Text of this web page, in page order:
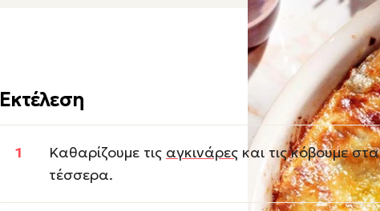
Εκτέλεση
Καθαρίζουμε τις αγκινάρες και τις κόβουμε στα
τέσσερα.